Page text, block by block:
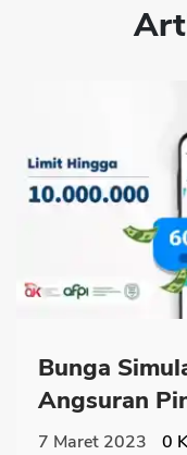
Bunga
Angsuran
7 Maret 2023 0